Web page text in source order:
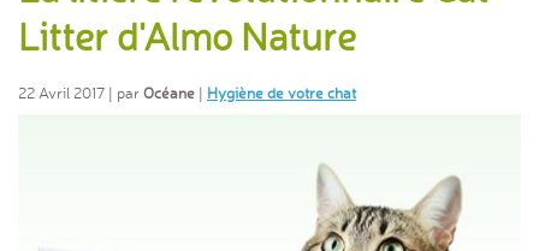
Litter d'Almo Nature
22 Avril 2017 | par Océane | Hygiène de votre chat